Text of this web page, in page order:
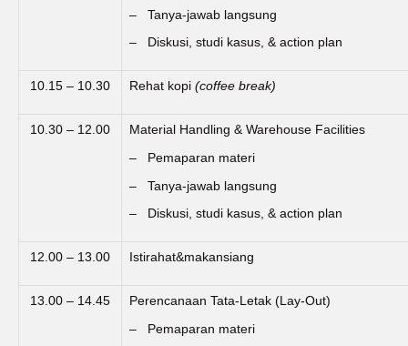
– Tanya-jawab langsung
– Diskusi, studi kasus, & action plan
10.15 – 10.30 Rehat kopi (coffee break)
10.30 – 12.00 Material Handling & Warehouse Facilities
– Pemaparan materi
– Tanya-jawab langsung
– Diskusi, studi kasus, & action plan
12.00 – 13.00 Istirahat&makansiang
13.00 – 14.45 Perencanaan Tata-Letak (Lay-Out)
– Pemaparan materi